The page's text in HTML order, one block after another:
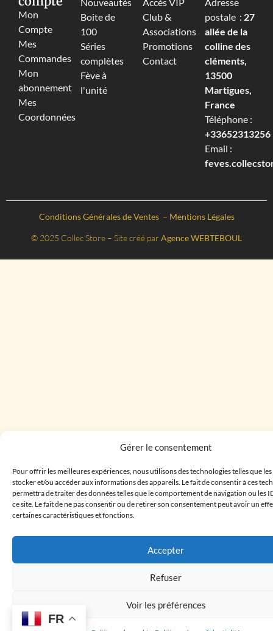
Gérer le consentement
Pour offrir les meilleures expériences, nous utilisons des technologies telles que
stocker et/ou accéder aux informations des appareils. Le fait de consentir à ces
permettra de traiter des données telles que le comportement de navigation ou les
ce site. Le fait de ne pas consentir ou de retirer son consentement peut avoir un
certaines caractéristiques et fonctions.
Accepter
Refuser
Voir les préférences
Mon
Compte
Mes
Commandes
Mon
abonnement
Mes
Coordonnées
Boite de
100
Séries
complètes
Fève à
l'unité
Club &
Associations
Promotions
Contact
postale : 27
allée de la
colline des
cléments,
13500
Martigues,
France
Téléphone :
+33652313256‬
Email :
Conditions Générales de Ventes – Mentions Légales
© 2025 Collec Store – Site créé par Agence WEBTEBOUL
FR